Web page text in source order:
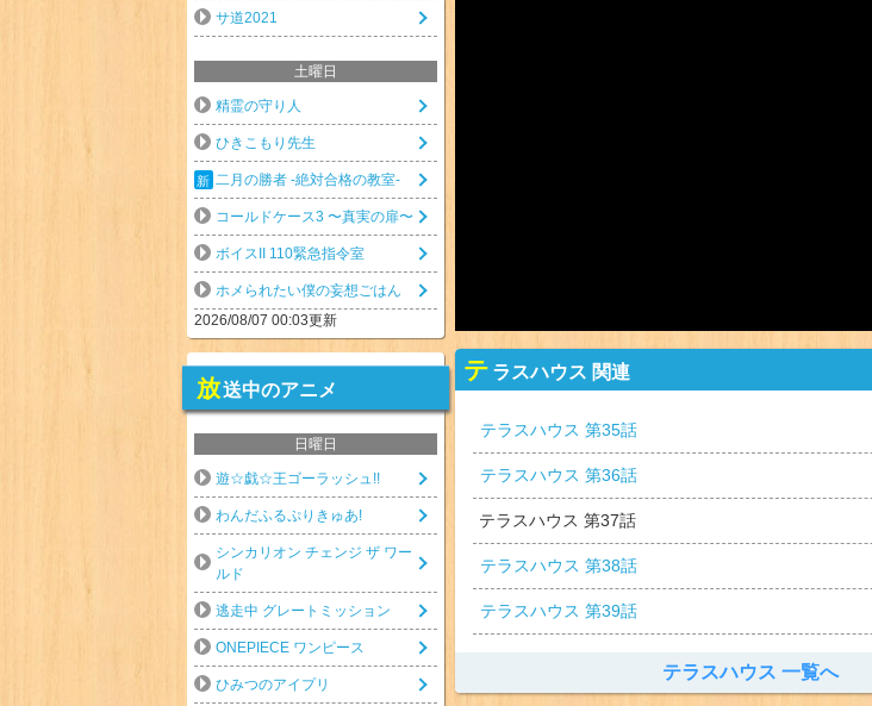
テ ラスハウス 関連
テラスハウス 第35話
テラスハウス 第36話
テラスハウス 第37話
テラスハウス 第38話
テラスハウス 第39話
テラスハウス 一覧へ
サ道2021
土曜日
精霊の守り人
ひきこもり先生
二月の勝者 -絶対合格の教室-
コールドケース3 〜真実の扉〜
ボイスII 110緊急指令室
ホメられたい僕の妄想ごはん
2026/08/07 00:03更新
放送中のアニメ
日曜日
遊☆戯☆王ゴーラッシュ!!
わんだふるぷりきゅあ!
シンカリオン チェンジ ザ ワー
ルド
逃走中 グレートミッション
ONEPIECE ワンピース
ひみつのアイプリ